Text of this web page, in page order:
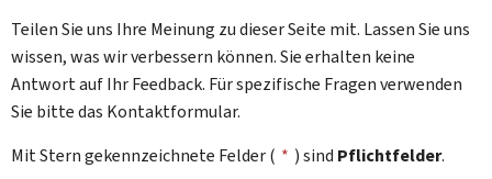
Teilen Sie uns Ihre Meinung zu dieser Seite mit. Lassen Sie uns
wissen, was wir verbessern können. Sie erhalten keine
Antwort auf Ihr Feedback. Für spezifische Fragen verwenden
Sie bitte das Kontaktformular.
Mit Stern gekennzeichnete Felder ( * ) sind Pflichtfelder.